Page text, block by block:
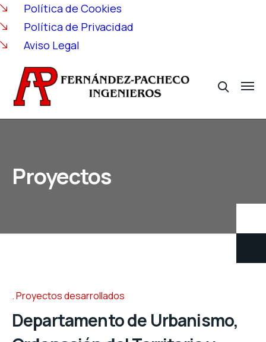
Política de Cookies
Política de Privacidad
Aviso Legal
Proyectos
Proyectos desarrollados
Departamento de Urbanismo,